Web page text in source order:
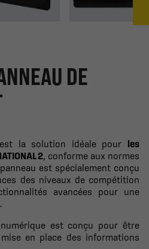
DE
la solution idéale pour les
2, conforme aux normes
est spécialement conçu
des niveaux de compétition
avancées pour une
est conçu pour être
en place des informations